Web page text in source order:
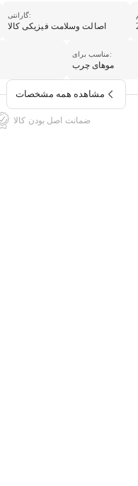
گارانتی:
اصالت وسلامت فیزیکی کالا
مناسب برای:
موهای چرب
مشاهده همه مشخصات
ضمانت اصل بودن کالا